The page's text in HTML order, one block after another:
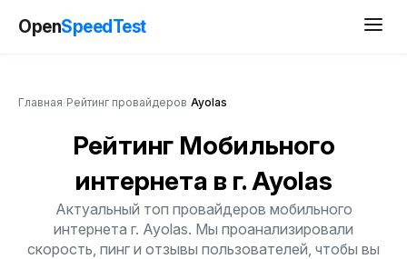
OpenSpeedTest
Главная Рейтинг провайдеров Ayolas
Рейтинг Мобильного
интернета в г. Ayolas
Актуальный топ провайдеров мобильного
интернета г. Ayolas. Мы проанализировали
скорость, пинг и отзывы пользователей, чтобы вы